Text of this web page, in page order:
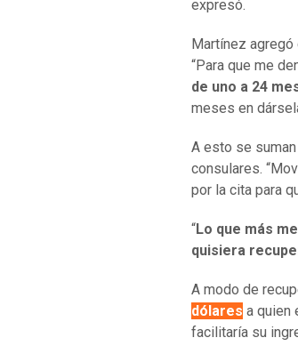
expresó.
Martínez agregó
“Para que me
de uno a 24
meses en
A esto se
consulares.
por la cita para
“Lo que más
quisiera
A modo de
dólares a quien
facilitaría su